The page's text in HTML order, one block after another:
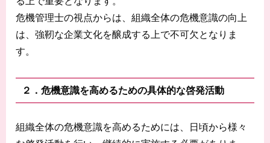
危機管理士の視点からは、組織全体の危機意識の向上
は、強靭な企業文化を醸成する上で不可欠となりま
す。
２．危機意識を高めるための具体的な啓発活動
組織全体の危機意識を高めるためには、日頃から様々